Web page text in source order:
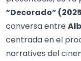
“Decorado”
conversa entre
centrada en el
narratives del